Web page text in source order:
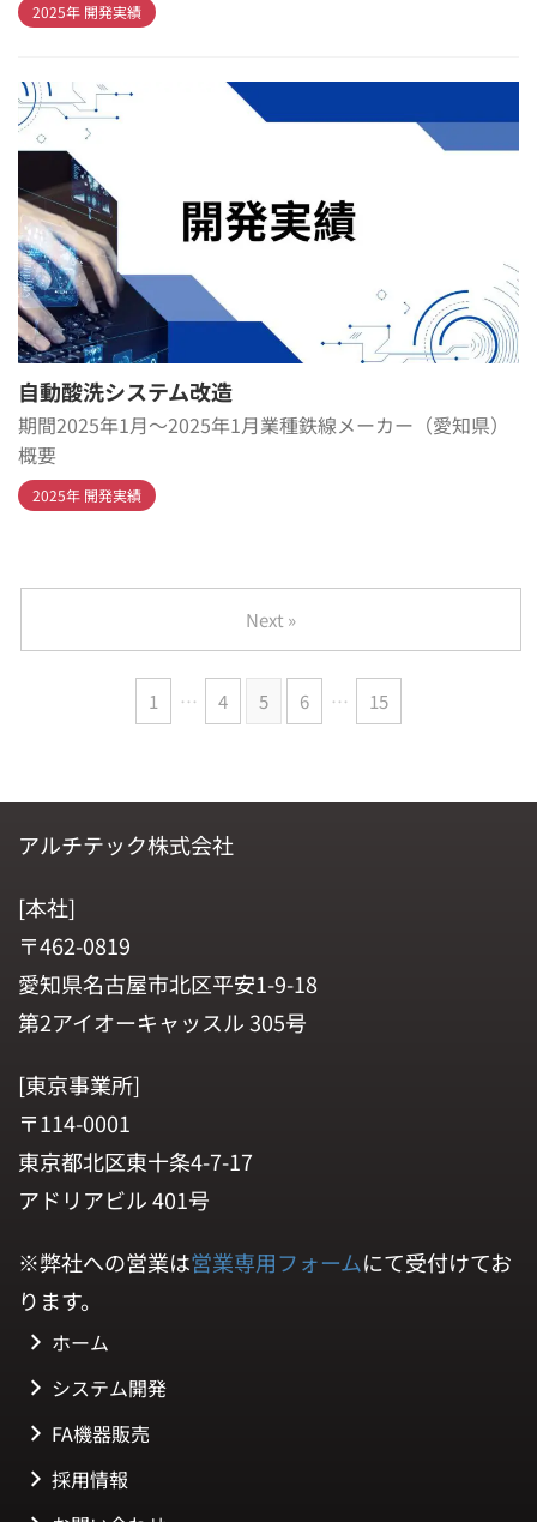
2025年 開発実績
自動酸洗システム改造
期間2025年1月～2025年1月業種鉄線メーカー（愛知県）
概要
2025年 開発実績
1 … 4 5 6 … 15
Next »
アルチテック株式会社
[本社]
〒462-0819
愛知県名古屋市北区平安1-9-18
第2アイオーキャッスル 305号
[東京事業所]
〒114-0001
東京都北区東十条4-7-17
アドリアビル 401号
※弊社への営業は営業専用フォームにて受付けてお
ります。
ホーム
システム開発
FA機器販売
採用情報